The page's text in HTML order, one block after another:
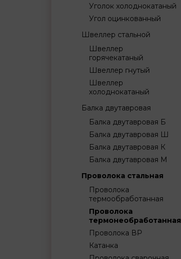
Уголок холоднокатаный
Угол оцинкованный
Швеллер стальной
Швеллер
горячекатаный
Швеллер гнутый
Швеллер
холоднокатаный
Балка двутавровая
Балка двутавровая Б
Балка двутавровая Ш
Балка двутавровая К
Балка двутавровая М
Проволока стальная
Проволока
термообработанная
Проволока
термонеобработанная
Проволока ВР
Катанка